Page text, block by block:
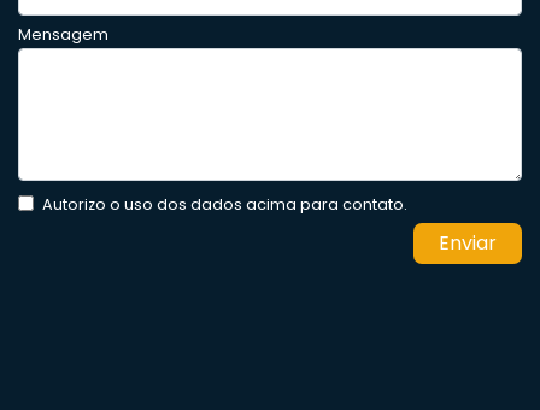
Mensagem
Autorizo o uso dos dados acima para contato.
Enviar